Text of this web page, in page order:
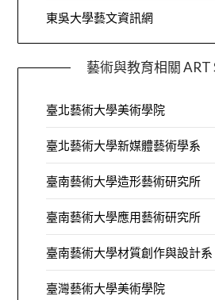
東吳大學藝文資訊網
藝術與教育相關 ART
臺北藝術大學美術學院
臺北藝術大學新媒體藝術學系
臺南藝術大學造形藝術研究所
臺南藝術大學應用藝術研究所
臺南藝術大學材質創作與設計系
臺灣藝術大學美術學院